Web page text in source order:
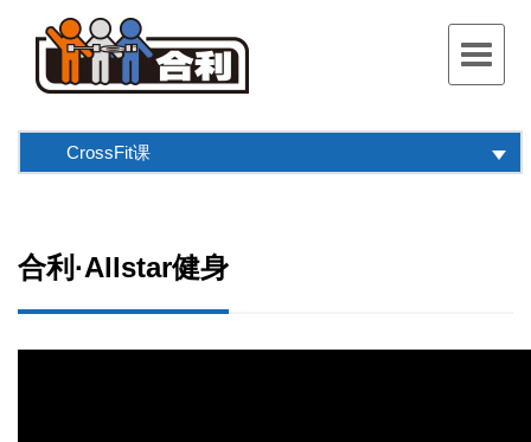
Toggle
CrossFit课
合利·Allstar健身